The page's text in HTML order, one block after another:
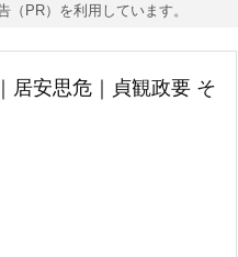
PR）を利用しています。
居安思危｜貞観政要 そ